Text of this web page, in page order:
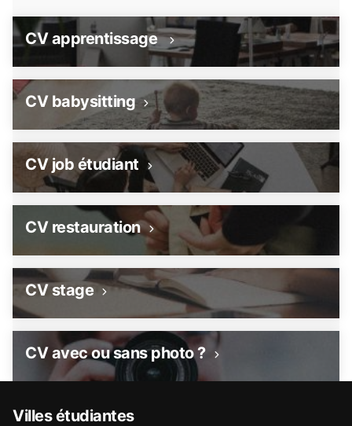
CV apprentissage
CV babysitting
CV job étudiant
CV restauration
CV stage
CV avec ou sans photo ?
Villes étudiantes